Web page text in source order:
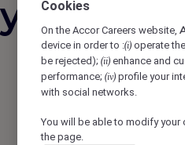
des
Cookies
On the Accor Careers website,
device in order to :(i) operate
be rejected); (ii) enhance and
performance; (iv) profile your
with social networks.
You will be able to modify
the page.